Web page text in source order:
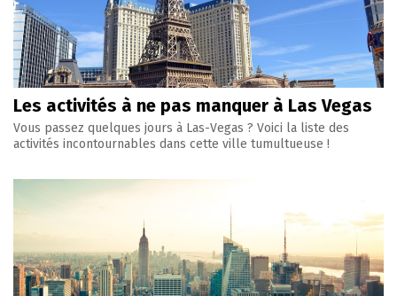
Les activités à ne pas manquer à Las Vegas
Vous passez quelques jours à Las-Vegas ? Voici la liste des
activités incontournables dans cette ville tumultueuse !